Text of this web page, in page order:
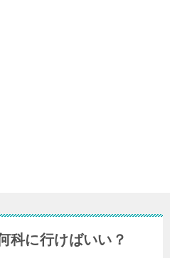
科に行けばいい？